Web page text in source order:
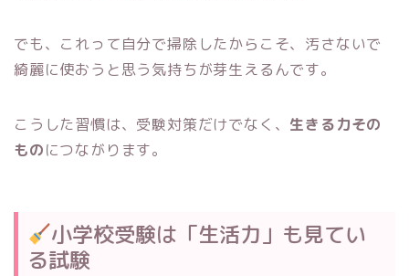
でも、これって自分で掃除したからこそ、汚さないで
綺麗に使おうと思う気持ちが芽生えるんです。
こうした習慣は、受験対策だけでなく、 生きる力その
ものにつながります。
小学校受験は「生活力」も見てい
る試験